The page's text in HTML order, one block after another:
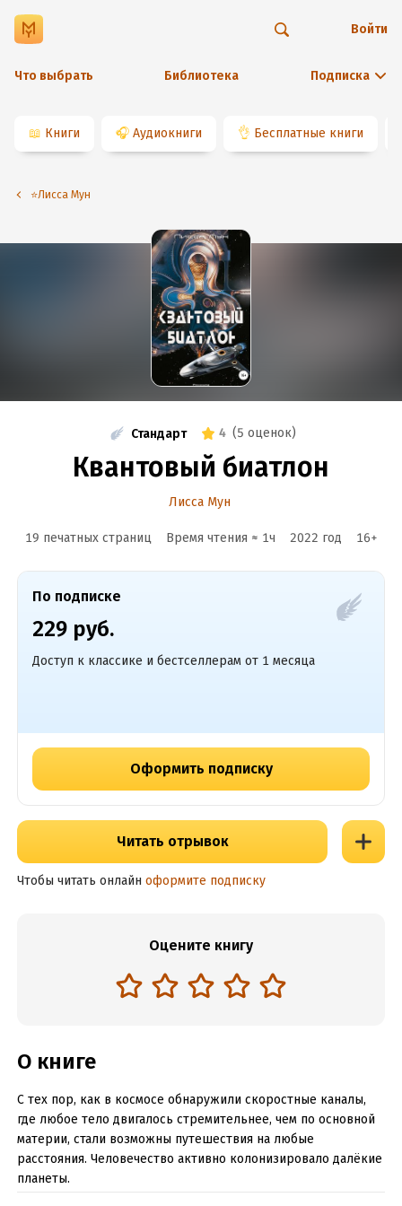
Что выбрать Библиотека Подписка
Войти
📖 Книги 🎧 Аудиокниги 👌 Бесплатные книги
⭐️Лисса Мун
Стандарт 4 (5 оценок)
Квантовый биатлон
Лисса Мун
19 печатных страниц Время чтения ≈ 1ч 2022 год 16+
По подписке
229 руб.
Доступ к классике и бестселлерам от 1 месяца
Оформить подписку
Читать отрывок
Чтобы читать онлайн оформите подписку
Оцените книгу
О книге
С тех пор, как в космосе обнаружили скоростные каналы,
где любое тело двигалось стремительнее, чем по основной
материи, стали возможны путешествия на любые
расстояния. Человечество активно колонизировало далёкие
планеты.